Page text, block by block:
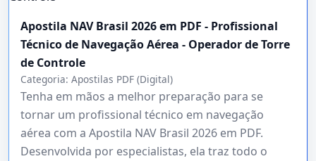
Apostila NAV Brasil 2026 em PDF - Profissional
Técnico de Navegação Aérea - Operador de Torre
de Controle
Categoria: Apostilas PDF (Digital)
Tenha em mãos a melhor preparação para se
tornar um profissional técnico em navegação
aérea com a Apostila NAV Brasil 2026 em PDF.
Desenvolvida por especialistas, ela traz todo o